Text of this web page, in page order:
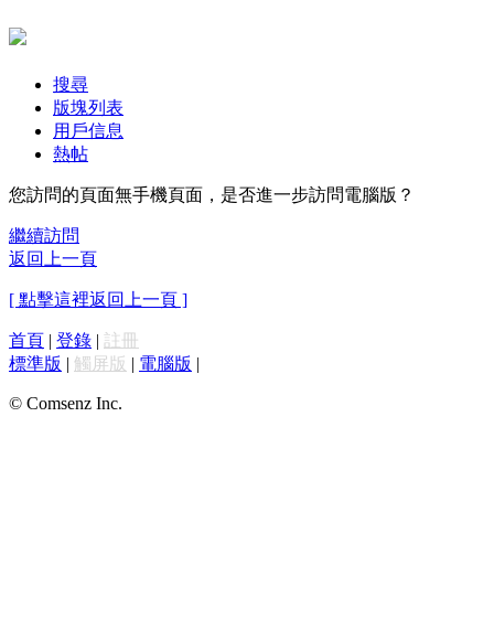
搜尋
版塊列表
用戶信息
熱帖
您訪問的頁面無手機頁面，是否進一步訪問電腦版？
繼續訪問
返回上一頁
[ 點擊這裡返回上一頁 ]
首頁 | 登錄 | 註冊
標準版 | 觸屏版 | 電腦版 |
© Comsenz Inc.